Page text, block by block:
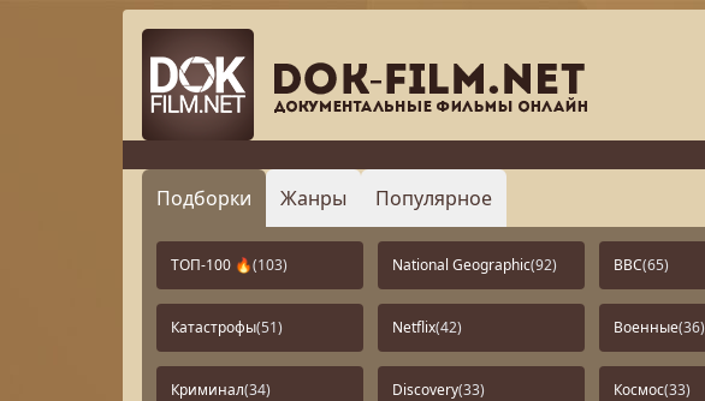
Подборки Жанры Популярное
ТОП-100 🔥(103) National Geographic(92) BBC(65)
Катастрофы(51) Netflix(42) Военные(36)
Криминал(34) Discovery(33) Космос(33)